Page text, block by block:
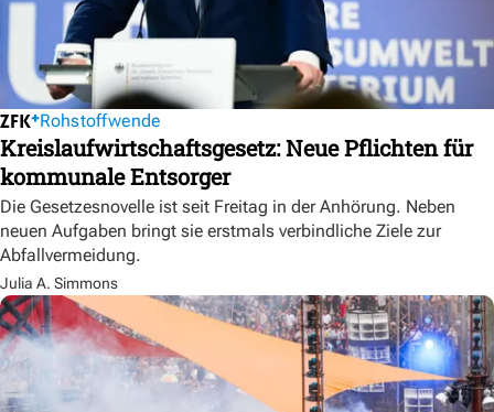
Rohstoffwende
Kreislaufwirtschaftsgesetz: Neue Pflichten für
kommunale Entsorger
Die Gesetzesnovelle ist seit Freitag in der Anhörung. Neben
neuen Aufgaben bringt sie erstmals verbindliche Ziele zur
Abfallvermeidung.
Julia A. Simmons